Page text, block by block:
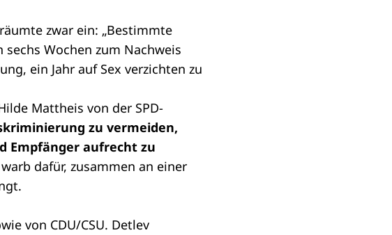
zwar ein: „Bestimmte
Wochen zum Nachweis
ein Jahr auf Sex verzichten zu
Mattheis von der SPD-
zu vermeiden,
Empfänger aufrecht zu
dafür, zusammen an einer
von CDU/CSU. Detlev